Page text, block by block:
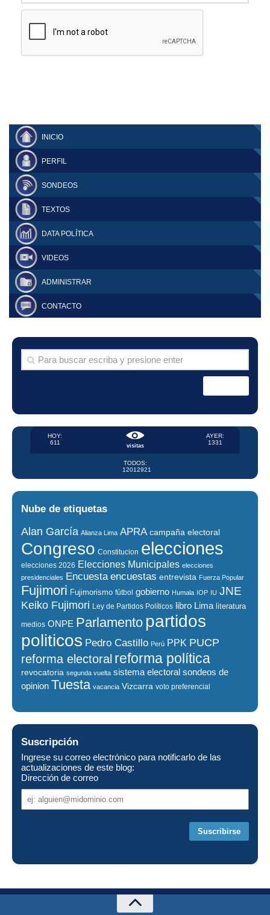
INICIO
PERFIL
SONDEOS
TEXTOS
DATA POLÍTICA
VIDEOS
ADMINISTRAR
CONTACTO
visitas
HOY:
611
AYER:
1331
TODOS:
12012921
Nube de etiquetas
Alan García Alianza Lima APRA campaña electoral
Congreso Constitucion elecciones
elecciones 2026 Elecciones Municipales elecciones
presidenciales
Encuesta encuestas entrevista Fuerza Popular
Fujimori Fujimorismo fútbol gobierno Humala IOP IU JNE
Keiko Fujimori Ley de Partidos Políticos libro Lima literatura
medios ONPE Parlamento partidos
politicos Pedro Castillo Perú PPK PUCP
reforma electoral reforma política
revocatoria segunda vuelta sistema electoral sondeos de
opinion Tuesta vacancia Vizcarra voto preferencial
Suscripción
Ingrese su correo electrónico para notificarlo de las
actualizaciones de este blog:
Dirección de correo
de